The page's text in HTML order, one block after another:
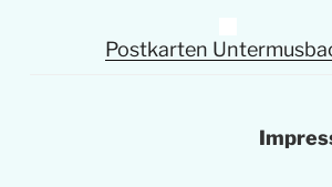
Postkarten